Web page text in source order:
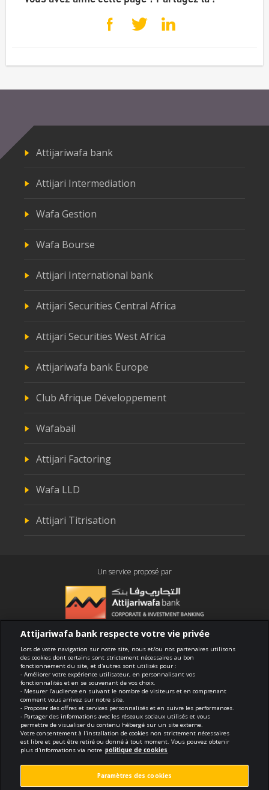
Attijariwafa bank
Attijari Intermediation
Wafa Gestion
Wafa Bourse
Attijari International bank
Attijari Securities Central Africa
Attijari Securities West Africa
Attijariwafa bank Europe
Club Afrique Développement
Wafabail
Attijari Factoring
Wafa LLD
Attijari Titrisation
Un service proposé par
Conformité
Conditions générales d'utilisation
Sécurité et confidentialité
Politique de cookies
Protection des données personnelles
Attijariwafa bank respecte votre vie privée
Lors de votre navigation sur notre site, nous et/ou nos partenaires utilisons
des cookies dont certains sont strictement nécessaires au bon
fonctionnement du site, et d'autres sont utilisés pour :
- Améliorer votre expérience utilisateur, en personnalisant vos
fonctionnalités et en se souvenant de vos choix.
- Mesurer l’audience en suivant le nombre de visiteurs et en comprenant
comment vous arrivez sur notre site.
- Proposer des offres et services personnalisés et en suivre les performances.
- Partager des informations avec les réseaux sociaux utilisés et vous
permettre de visualiser du contenu hébergé sur un site externe.
Votre consentement à l'installation de cookies non strictement nécessaires
est libre et peut être retiré ou donné à tout moment. Vous pouvez obtenir
plus d'informations via notre politique de cookies
Paramètres des cookies